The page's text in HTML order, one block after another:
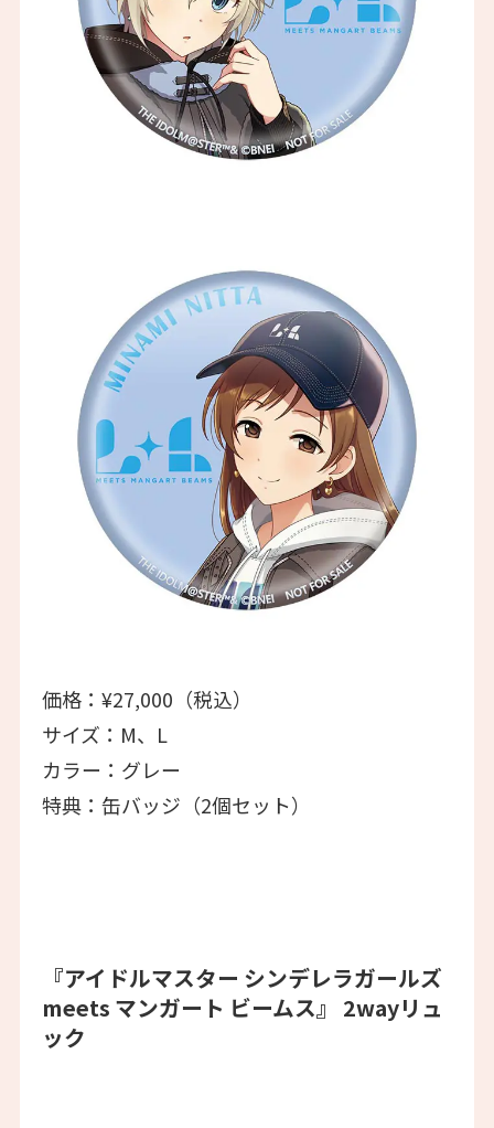
価格：¥27,000（税込）
サイズ：M、L
カラー：グレー
特典：缶バッジ（2個セット）
『アイドルマスター シンデレラガールズ
meets マンガート ビームス』 2wayリュ
ック